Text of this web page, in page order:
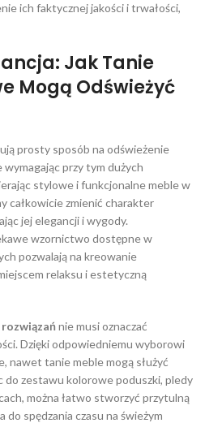
ich faktycznej jakości i trwałości,
Jak Tanie
Mogą Odświeżyć
prosty sposób na odświeżenie
przy tym dużych
stylowe i funkcjonalne meble w
całkowicie zmienić charakter
jej elegancji i wygody.
wzornictwo dostępne w
pozwalają na kreowanie
relaksu i estetyczną
rozwiązańnie musi oznaczać
Dzięki odpowiedniemu wyborowi
nawet tanie meble mogą służyć
do zestawu kolorowe poduszki, pledy
można łatwo stworzyć przytulną
do spędzania czasu na świeżym